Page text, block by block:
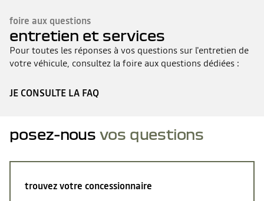
foire aux questions
entretien et services
Pour toutes les réponses à vos questions sur l'entretien de
votre véhicule, consultez la foire aux questions dédiées :
JE CONSULTE LA FAQ
posez-nous vos questions
trouvez votre concessionnaire